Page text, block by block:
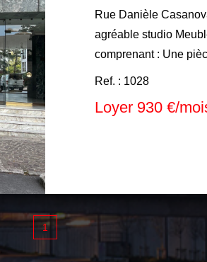
Rue Danièle
agréable studio
comprenant : Une pièce principale ,sur cuisine aménagée,
Une salle d'eau avec
parking Dans le
locataires sont de : 1
Ref. : 1028
Loyer 930 €/
1